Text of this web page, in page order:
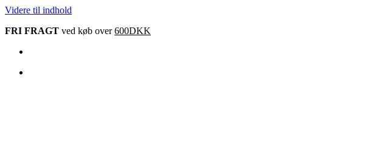
Videre til indhold
FRI FRAGT ved køb over600DKK